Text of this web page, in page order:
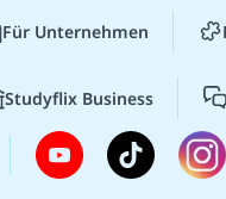
Für Unternehmen
Studyflix Business